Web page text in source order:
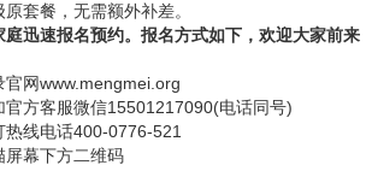
套餐，无需额外补差。
庭迅速报名预约。报名方式如下，欢迎大家前来
官网www.mengmei.org
官方客服微信15501217090(电话同号)
线电话400-0776-521
屏幕下方二维码